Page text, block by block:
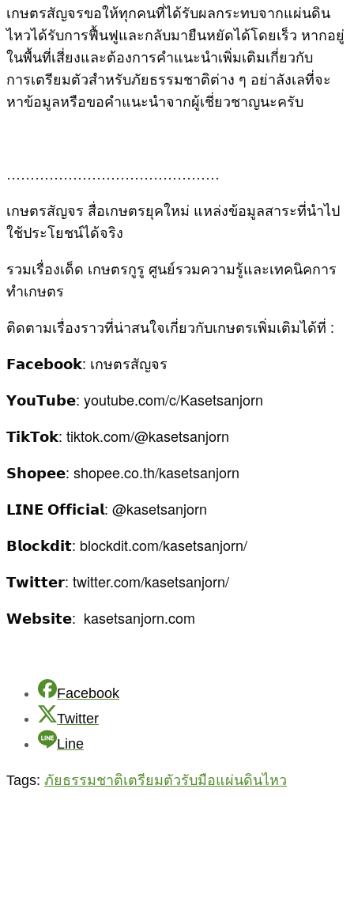
เกษตรสัญจรขอให้ทุกคนที่ได้รับผลกระทบจากแผ่นดิน
ไหวได้รับการฟื้นฟูและกลับมายืนหยัดได้โดยเร็ว หากอยู่
ในพื้นที่เสี่ยงและต้องการคำแนะนำเพิ่มเติมเกี่ยวกับ
การเตรียมตัวสำหรับภัยธรรมชาติต่าง ๆ อย่าลังเลที่จะ
หาข้อมูลหรือขอคำแนะนำจากผู้เชี่ยวชาญนะครับ
………………………………………
เกษตรสัญจร สื่อเกษตรยุคใหม่ แหล่งข้อมูลสาระที่นำไป
ใช้ประโยชน์ได้จริง
รวมเรื่องเด็ด เกษตรกูรู ศูนย์รวมความรู้และเทคนิคการ
ทำเกษตร
ติดตามเรื่องราวที่น่าสนใจเกี่ยวกับเกษตรเพิ่มเติมได้ที่ :
𝗙𝗮𝗰𝗲𝗯𝗼𝗼𝗸: เกษตรสัญจร
𝗬𝗼𝘂𝗧𝘂𝗯𝗲: youtube.com/c/Kasetsanjorn
𝗧𝗶𝗸𝗧𝗼𝗸: tiktok.com/@kasetsanjorn
𝗦𝗵𝗼𝗽𝗲𝗲: shopee.co.th/kasetsanjorn
𝗟𝗜𝗡𝗘 𝗢𝗳𝗳𝗶𝗰𝗶𝗮𝗹: @kasetsanjorn
𝗕𝗹𝗼𝗰𝗸𝗱𝗶𝘁: blockdit.com/kasetsanjorn/
𝗧𝘄𝗶𝘁𝘁𝗲𝗿: twitter.com/kasetsanjorn/
𝗪𝗲𝗯𝘀𝗶𝘁𝗲: kasetsanjorn.com
Facebook
Twitter
Line
Tags: ภัยธรรมชาติเตรียมตัวรับมือแผ่นดินไหว